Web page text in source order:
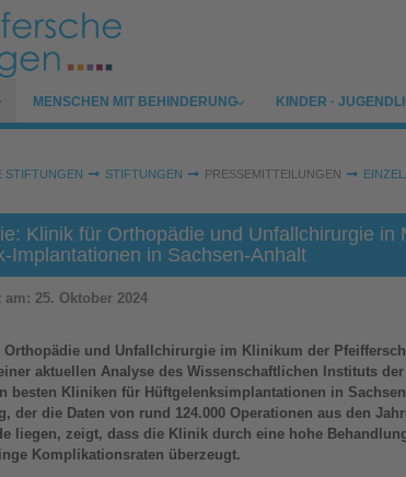
SUBMENU FOR
MENSCHEN MIT BEHINDERUNG SUBMENU FOR
KINDER ·
STIFTUNGEN STIFTUNGEN PRESSEMITTEILUNGEN
Klinik für Orthopädie und Unfallchirurgie
Implantationen in Sachsen-Anhalt
am: 25. Oktober 2024
Orthopädie und Unfallchirurgie im Klinikum der
aktuellen Analyse des Wissenschaftlichen Instituts der
besten Kliniken für Hüftgelenksimplantationen in
der die Daten von rund 124.000 Operationen aus den
liegen, zeigt, dass die Klinik durch eine hohe
Komplikationsraten überzeugt.